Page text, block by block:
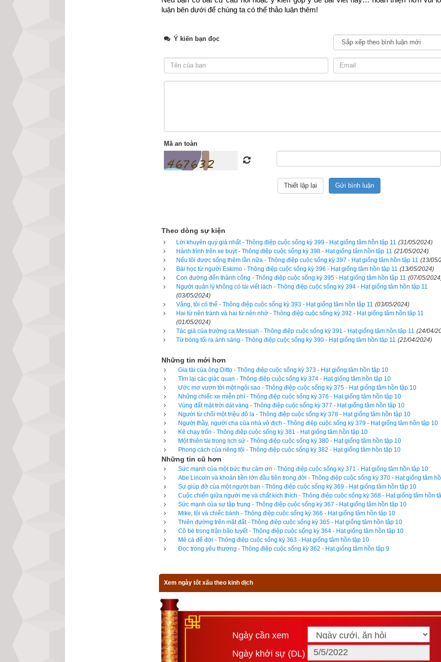
mình. Anh đẩy chồng tài liệu dày cộp, cao gần nửa mét sang một bên để người đàn
vào. Daniels giải thích rằng ông ăn xin như vậy không phải để cho ông mà để cho
đang theo học đại học. Khoản tiền trợ cấp 845 đô la mỗi tháng từ hội cựu chiến binh
nuôi con ăn học. Daniels sống trong một căn hộ ở tầng hai. Vì tòa nhà đó không
đường đi cho người tàn tật nên ông buộc phải đi dọc theo hành lang, sau đó xoay xở
gần lối cửa hậu, rồi lê mình lên cầu thang để về phòng.
Cuối buổi gặp, Taub lại thêm vào chồng hồ sơ của mình một trường hợp nữa.
thường anh phải xử lý khoảng 80 trường hợp và chuyển chúng tới Bộ Cựu chiến
bất kỳ một khoản phí nào từ những cựu chiến binh này. Chỉ cần họ đủ điều kiện,
được những gì họ xứng đáng.
Giờ đây, Kertis Daniels đã được sống trong một căn phòng ở tầng một có đường đi
tật. Ông còn được nhận thêm 250 đô la mỗi tháng tiền cho người phụ thuộc vì Robin
tại trường Đại học Edinboro ở Pennsylvania chuyên ngành Tội phạm học.
Nói về Michael Taub, ngay từ khi học cấp một, anh đã nuôi dưỡng trong lòng ước
người gặp khó khăn. Sau này, khi theo học ở trường Đại học Luật Villanova vào năm
đã củng cố thêm cho anh quyết tâm đấu tranh chống lại bất công.
Anh được phân công làm đại diện cho một công nhân nhập cư bị ngã từ giàn giáo
tranh để người đàn ông này được bồi thường thỏa đáng mặc dù lúc đầu chủ thầu
tiền. Taub kể: “Người đàn ông đó không nói được tiếng Anh. Anh ấy cảm thấy bất
xa lạ này. Đó cũng là tâm trạng chung của bao cựu chiến binh trong cuộc sống
bằng luật của mình sẽ có ích trong nỗ lực cải thiện cuộc sổng cho người khác mặc
thì tôi cũng chưa biết”. Sau khi tốt nghiệp một vài tháng, từ trăn trở “bằng cách nào”
rằng chính Dự án hỗ trợ người vô gia cư sẽ là chìa khóa giúp anh thực hiện mong
so với công việc anh từng làm ở một công ty luật tư nhân. Dù rằng anh vẫn còn nợ
học đại học, phải lái một chiếc xe Subaru cũ kỹ già nua đã chạy được 114.000 dặm
một căn hộ chật chội chỉ có duy nhất một phòng ngủ với người vợ mới cưới thì
với anh thật dễ dàng. “Thế là đủ. Ta sẽ dùng tiền này vào những mục đích quan
phi vật chất.” - Taub thầm nhủ khi cầm trên tay khoản tiền lương ít ỏi từ công việc mới.
Những người được Taub giúp đỡ đa phần tới từ những khu lều bạt tạm bợ dành cho
gia cư (con số ước tính khoảng hơn 2.000 lều ở khu vực Philadelphia). Những
luận bên dưới để chúng ta có thể thảo luận thêm!
Ý kiến bạn đọc
Mã an toàn
Theo dòng sự kiện
Lời khuyên quý giá nhất - Thông điệp cuộc sống kỳ 399 - Hạt giống tâm hồn tập 11 (31/05/2024)
Hành trình trên xe buýt - Thông điệp cuộc sống kỳ 398 - Hạt giống tâm hồn tập 11 (21/05/2024)
Nếu tôi được sống thêm lần nữa - Thông điệp cuộc sống kỳ 397 - Hạt giống tâm hồn tập 11 (13/05/
Bài học từ người Eskimo - Thông điệp cuộc sống kỳ 396 - Hạt giống tâm hồn tập 11 (13/05/2024)
Con đường đến thành công - Thông điệp cuộc sống kỳ 395 - Hạt giống tâm hồn tập 11 (07/05/
Người quản lý không có tài viết lách - Thông điệp cuộc sống kỳ 394 - Hạt giống tâm hồn tập 11
(03/05/2024)
Vâng, tôi có thể - Thông điệp cuộc sống kỳ 393 - Hạt giống tâm hồn tập 11 (03/05/2024)
Hai từ nên tránh và hai từ nên nhớ - Thông điệp cuộc sống kỳ 392 - Hạt giống tâm hồn tập 11
(01/05/2024)
Tác giả của trường ca Messiah - Thông điệp cuộc sống kỳ 391 - Hạt giống tâm hồn tập 11 (24/04/
Từ bóng tối ra ánh sáng - Thông điệp cuộc sống kỳ 390 - Hạt giống tâm hồn tập 11 (21/04/2024)
Những tin mới hơn
Gia tài của ông Ditto - Thông điệp cuộc sống kỳ 373 - Hạt giống tâm hồn tập 10
Tìm lại các giác quan - Thông điệp cuộc sống kỳ 374 - Hạt giống tâm hồn tập 10
Ước mơ vươn tới một ngôi sao - Thông điệp cuộc sống kỳ 375 - Hạt giống tâm hồn tập 10
Những chiếc xe miễn phí - Thông điệp cuộc sống kỳ 376 - Hạt giống tâm hồn tập 10
Vùng đất mặt trời dát vàng - Thông điệp cuộc sống kỳ 377 - Hạt giống tâm hồn tập 10
Người từ chối một triệu đô la - Thông điệp cuộc sống kỳ 378 - Hạt giống tâm hồn tập 10
Người thầy, người cha của nhà vô địch - Thông điệp cuộc sống kỳ 379 - Hạt giống tâm hồn tập 10
Kẻ chạy trốn - Thông điệp cuộc sống kỳ 381 - Hạt giống tâm hồn tập 10
Một thiên tài trong lịch sử - Thông điệp cuộc sống kỳ 380 - Hạt giống tâm hồn tập 10
Phong cách của riêng tôi - Thông điệp cuộc sống kỳ 382 - Hạt giống tâm hồn tập 10
Những tin cũ hơn
Sức mạnh của một bức thư cảm ơn - Thông điệp cuộc sống kỳ 371 - Hạt giống tâm hồn tập 10
Abe Lincoln và khoản tiền lớn đầu tiên trong đời - Thông điệp cuộc sống kỳ 370 - Hạt giống tâm
Sự giúp đỡ của một người bạn - Thông điệp cuộc sống kỳ 369 - Hạt giống tâm hồn tập 10
Cuộc chiến giữa người mẹ và chất kích thích - Thông điệp cuộc sống kỳ 368 - Hạt giống tâm hồn
Sức mạnh của sự tập trung - Thông điệp cuộc sống kỳ 367 - Hạt giống tâm hồn tập 10
Mike, tôi và chiếc bánh - Thông điệp cuộc sống kỳ 366 - Hạt giống tâm hồn tập 10
Thiên đường trên mặt đất - Thông điệp cuộc sống kỳ 365 - Hạt giống tâm hồn tập 10
Cô bé trong trận bão tuyết - Thông điệp cuộc sống kỳ 364 - Hạt giống tâm hồn tập 10
Mẻ cá để đời - Thông điệp cuộc sống kỳ 363 - Hạt giống tâm hồn tập 10
Đọc trong yêu thương - Thông điệp cuộc sống kỳ 362 - Hạt giống tâm hồn tập 9
Xem ngày tốt xấu theo kinh dịch
Ngày cần xem
Ngày khởi sự (DL)